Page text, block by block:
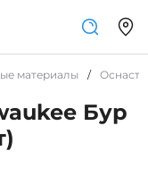
материалы /
Бур